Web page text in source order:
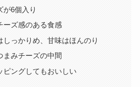
が6個入り
ーズ感のある食感
しっかりめ、甘味はほんのり
まみチーズの中間
ピングしてもおいしい